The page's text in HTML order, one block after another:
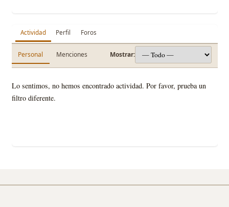
Actividad Perfil Foros
Personal Menciones Mostrar:
Lo sentimos, no hemos encontrado actividad. Por favor, prueba un
filtro diferente.